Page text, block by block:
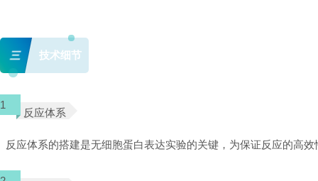
三 技术细节
1
反应体系
反应体系的搭建是无细胞蛋白表达实验的关键，为保证反应的高